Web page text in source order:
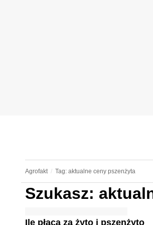
Agrofakt Tag: aktualne ceny pszenżyta
Szukasz:
Ile płacą za żyto i pszenżyto